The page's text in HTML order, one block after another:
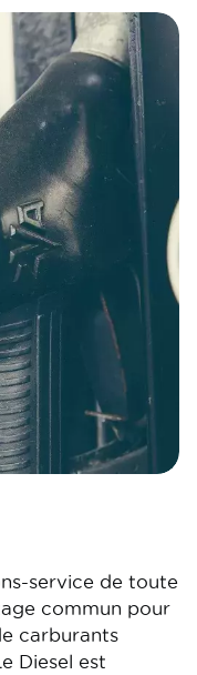
service de toute
commun pour
carburants
Diesel est